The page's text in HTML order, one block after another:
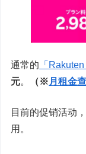
通常的 「
元。 （※月租金
目前的促销活动
用。